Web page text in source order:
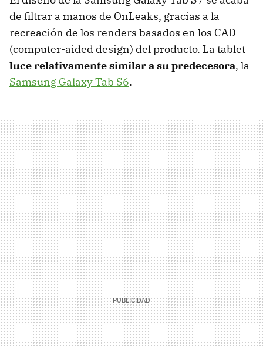
de filtrar a manos de OnLeaks, gracias a la
recreación de los renders basados en los CAD
(computer-aided design) del producto. La tablet
luce relativamente similar a su predecesora, la
Samsung Galaxy Tab S6.